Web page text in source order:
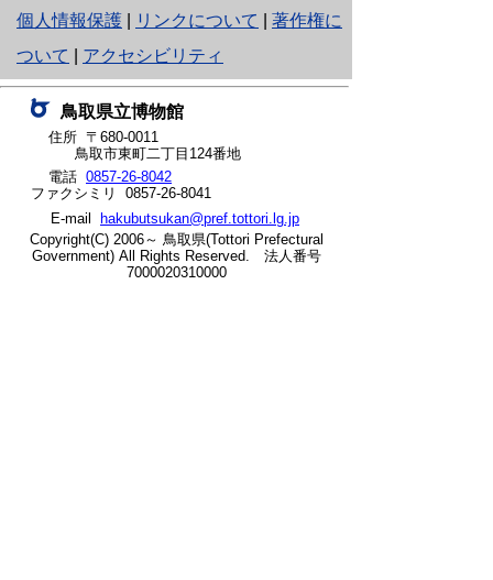
個人情報保護
と
り
ネ
ッ
ト
へ
の
リンクについて
著作権に
ついて
アクセシビリティ
鳥取県立博物館
住所 〒680-0011
鳥取市東町二丁目124番地
電話 0857-26-8042
ファクシミリ 0857-26-8041
E-mail
hakubutsukan@pref.tottori.lg.jp
Copyright(C) 2006～ 鳥取県(Tottori Prefectural
Government) All Rights Reserved. 法人番号
7000020310000